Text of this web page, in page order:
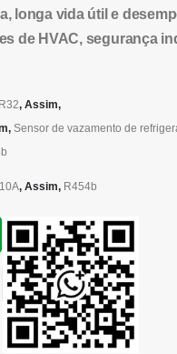
longa vida útil e
de HVAC, segurança
, Assim,
Sensor de vazamento de
, Assim, R454b